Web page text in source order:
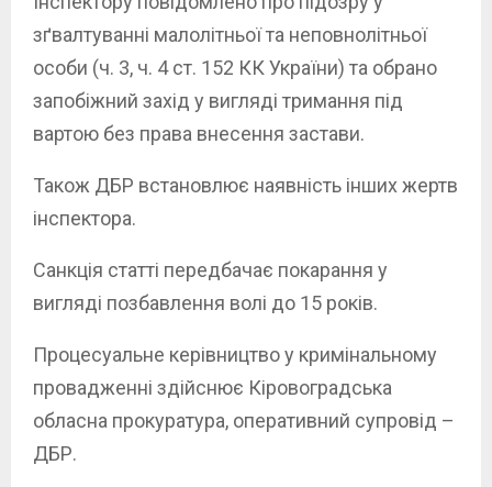
зґвалтуванні малолітньої та неповнолітньої
особи (ч. 3, ч. 4 ст. 152 КК України) та обрано
запобіжний захід у вигляді тримання під
вартою без права внесення застави.
Також ДБР встановлює наявність інших жертв
інспектора.
Санкція статті передбачає покарання у
вигляді позбавлення волі до 15 років.
Процесуальне керівництво у кримінальному
провадженні здійснює Кіровоградська
обласна прокуратура, оперативний супровід –
ДБР.